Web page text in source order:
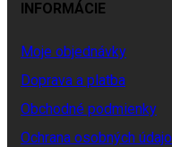
INFORMÁCIE
Moje objednávky
Doprava a platba
Obchodné podmienky
Ochrana osobných údajo